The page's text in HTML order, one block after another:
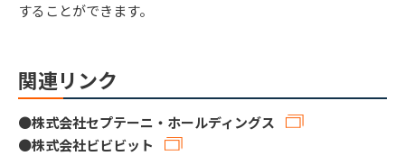
することができます。
関連リンク
●株式会社セプテーニ・ホールディングス
●株式会社ビビビット